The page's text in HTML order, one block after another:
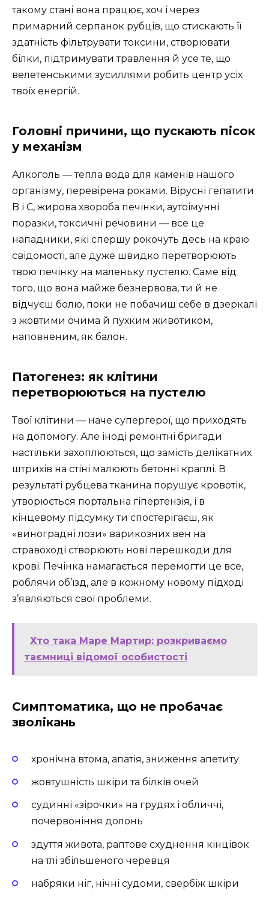
такому стані вона працює, хоч і через
примарний серпанок рубців, що стискають її
здатність фільтрувати токсини, створювати
білки, підтримувати травлення й усе те, що
велетенськими зусиллями робить центр усіх
твоїх енергій.
Головні причини, що пускають пісок
у механізм
Алкоголь — тепла вода для каменів нашого
організму, перевірена роками. Вірусні гепатити
B і C, жирова хвороба печінки, аутоімунні
поразки, токсичні речовини — все це
нападники, які спершу рокочуть десь на краю
свідомості, але дуже швидко перетворюють
твою печінку на маленьку пустелю. Саме від
того, що вона майже безнервова, ти й не
відчуєш болю, поки не побачиш себе в дзеркалі
з жовтими очима й пухким животиком,
наповненим, як балон.
Патогенез: як клітини
перетворюються на пустелю
Твої клітини — наче супергерої, що приходять
на допомогу. Але іноді ремонтні бригади
настільки захоплюються, що замість делікатних
штрихів на стіні малюють бетонні краплі. В
результаті рубцева тканина порушує кровотік,
утворюється портальна гіпертензія, і в
кінцевому підсумку ти спостерігаєш, як
«виноградні лози» варикозних вен на
стравоході створюють нові перешкоди для
крові. Печінка намагається перемогти це все,
роблячи об’їзд, але в кожному новому підході
з’являються свої проблеми.
Хто така Маре Мартир: розкриваємо
таємниці відомої особистості
Симптоматика, що не пробачає
зволікань
хронічна втома, апатія, зниження апетиту
жовтушність шкіри та білків очей
судинні «зірочки» на грудях і обличчі,
почервоніння долонь
здуття живота, раптове схуднення кінцівок
на тлі збільшеного черевця
набряки ніг, нічні судоми, свербіж шкіри